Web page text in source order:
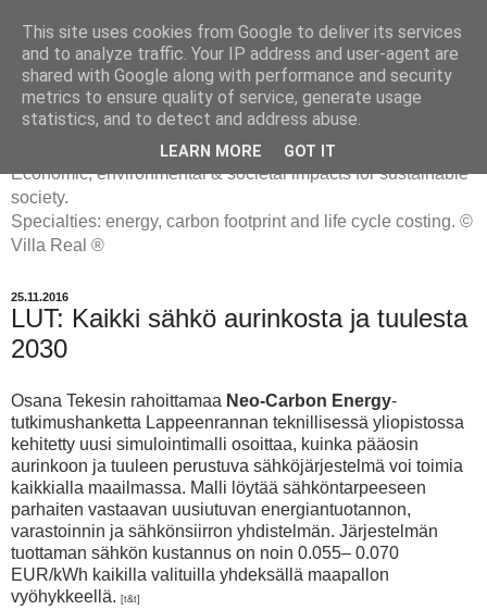
ENERGIATYHMYRIT
Economic, environmental & societal impacts for sustainable
society.
Specialties: energy, carbon footprint and life cycle costing. ©
Villa Real ®
25.11.2016
LUT: Kaikki sähkö aurinkosta ja tuulesta
2030
Osana Tekesin rahoittamaa Neo-Carbon Energy-
tutkimushanketta Lappeenrannan teknillisessä yliopistossa
kehitetty uusi simulointimalli osoittaa, kuinka pääosin
aurinkoon ja tuuleen perustuva sähköjärjestelmä voi toimia
kaikkialla maailmassa. Malli löytää sähköntarpeeseen
parhaiten vastaavan uusiutuvan energiantuotannon,
varastoinnin ja sähkönsiirron yhdistelmän. Järjestelmän
tuottaman sähkön kustannus on noin 0.055– 0.070
EUR/kWh kaikilla valituilla yhdeksällä maapallon
vyöhykkeellä. [t&t]
This site uses cookies from Google to deliver its services
and to analyze traffic. Your IP address and user-agent are
shared with Google along with performance and security
metrics to ensure quality of service, generate usage
statistics, and to detect and address abuse.
LEARN MORE GOT IT